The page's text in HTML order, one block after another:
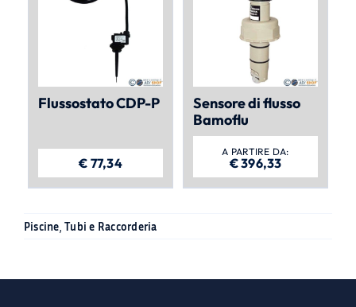
Flussostato CDP-P
€ 77,34
Sensore di flusso
Bamoflu
A PARTIRE DA:
€396,33
Piscine ,Tubi e Raccorderia